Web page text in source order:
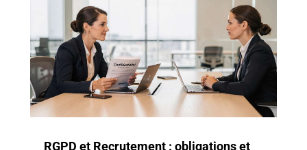
RGPD et Recrutement : obligations et